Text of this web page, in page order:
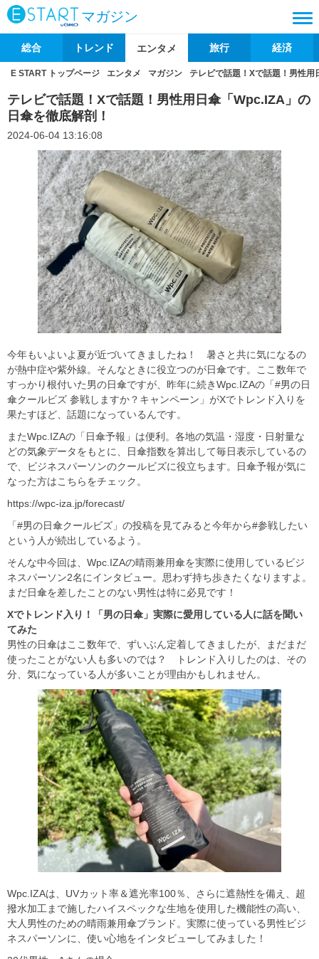
マガジン
総合 トレンド エンタメ 旅行 経済
E START トップページ エンタメ マガジン テレビで話題！Xで話題！男性
テレビで話題！Xで話題！男性用日傘「Wpc.IZA」の
日傘を徹底解剖！
2024-06-04 13:16:08
今年もいよいよ夏が近づいてきましたね！ 暑さと共に気になるの
が熱中症や紫外線。そんなときに役立つのが日傘です。ここ数年で
すっかり根付いた男の日傘ですが、昨年に続きWpc.IZAの「#男の日
傘クールビズ 参戦しますか？キャンペーン」がXでトレンド入りを
果たすほど、話題になっているんです。
またWpc.IZAの「日傘予報」は便利。各地の気温・湿度・日射量な
どの気象データをもとに、日傘指数を算出して毎日表示しているの
で、ビジネスパーソンのクールビズに役立ちます。日傘予報が気に
なった方はこちらをチェック。
https://wpc-iza.jp/forecast/
「#男の日傘クールビズ」の投稿を見てみると今年から#参戦したい
という人が続出しているよう。
そんな中今回は、Wpc.IZAの晴雨兼用傘を実際に使用しているビジ
ネスパーソン2名にインタビュー。思わず持ち歩きたくなりますよ。
まだ日傘を差したことのない男性は特に必見です！
Xでトレンド入り！「男の日傘」実際に愛用している人に話を聞い
てみた
男性の日傘はここ数年で、ずいぶん定着してきましたが、まだまだ
使ったことがない人も多いのでは？ トレンド入りしたのは、その
分、気になっている人が多いことが理由かもしれません。
Wpc.IZAは、UVカット率＆遮光率100％、さらに遮熱性を備え、超
撥水加工まで施したハイスペックな生地を使用した機能性の高い、
大人男性のための晴雨兼用傘ブランド。実際に使っている男性ビジ
ネスパーソンに、使い心地をインタビューしてみました！